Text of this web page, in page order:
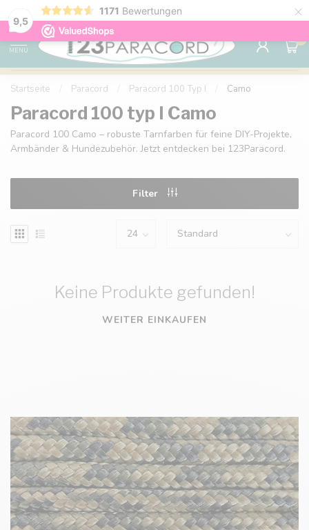
9,5
1171 Bewertungen ×
Kostenlose Lieferung nach Hause ab 150 €
MENU
0
Startseite Paracord Paracord 100 Typ I Camo
Paracord 100 typ I Camo
Paracord 100 Camo – robuste Tarnfarben für feine DIY-Projekte,
Armbänder & Hundezubehör. Jetzt entdecken bei 123Paracord.
Filter
Keine Produkte gefunden!
WEITER EINKAUFEN